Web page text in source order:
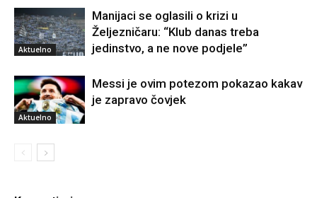
Aktuelno
Manijaci se oglasili o krizi u
Željezničaru: “Klub danas treba
jedinstvo, a ne nove podjele”
Aktuelno
Messi je ovim potezom pokazao kakav
je zapravo čovjek